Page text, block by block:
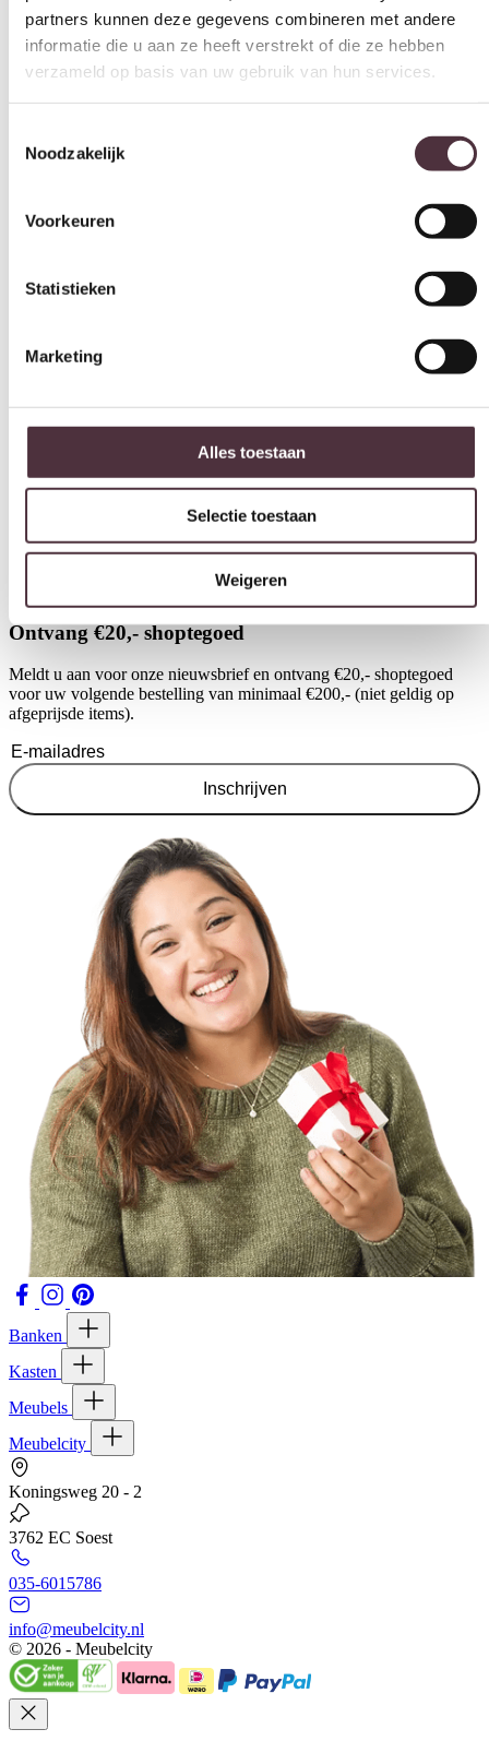
Toestemmingsselectie
Noodzakelijk
Selectie toestaan
Weigeren
Ruim2500m2 showroom
Richmond Interiors Spiegel Dani brown
Ontvang €20,- shoptegoed
Meldt u aan voor onze nieuwsbrief en ontvang €20,- shoptegoed
voor uw volgende bestelling van minimaal €200,- (niet geldig op
afgeprijsde items).
Inschrijven
Banken
Kasten
Meubels
Meubelcity
Koningsweg 20 - 2
3762 EC Soest
035-6015786
info@meubelcity.nl
© 2026 - Meubelcity